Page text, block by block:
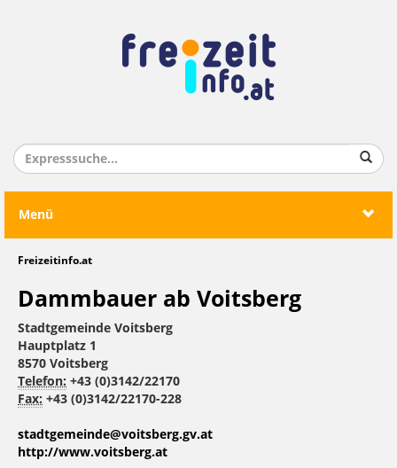
Menü
Freizeitinfo.at
Dammbauer ab Voitsberg
Stadtgemeinde Voitsberg
Hauptplatz 1
8570 Voitsberg
Telefon: +43 (0)3142/22170
Fax: +43 (0)3142/22170-228
stadtgemeinde@voitsberg.gv.at
http://www.voitsberg.at